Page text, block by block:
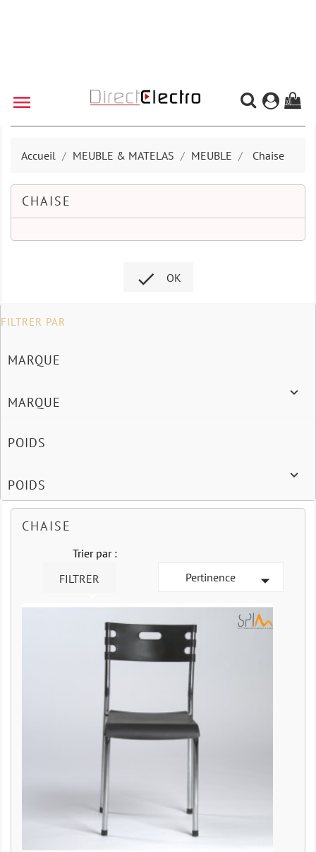
 (0)
Accueil MEUBLE & MATELAS MEUBLE Chaise
CHAISE
 OK
FILTRER PAR
MARQUE
MARQUE

POIDS
POIDS

CHAISE
Trier par :
Pertinence

FILTRER